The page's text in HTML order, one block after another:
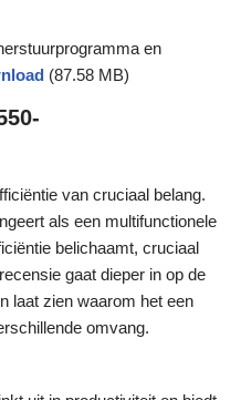
en
(87.58 MB)
van cruciaal belang.
als een multifunctionele
belichaamt, cruciaal
gaat dieper in op de
laat zien waarom het een
omvang.